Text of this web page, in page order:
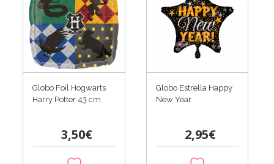
Globo Foil Hogwarts
Harry Potter 43 cm
3,50€
Globo Estrella Happy
New Year
2,95€